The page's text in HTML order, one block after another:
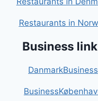
Restaurants in
Business
DanmarkBusiness